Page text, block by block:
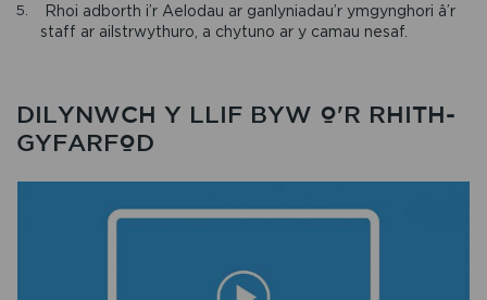
Rhoi adborth i’r Aelodau ar ganlyniadau’r ymgynghori â’r
staff ar ailstrwythuro, a chytuno ar y camau nesaf.
DILYNWCH Y LLIF BYW O'R RHITH-
GYFARFOD